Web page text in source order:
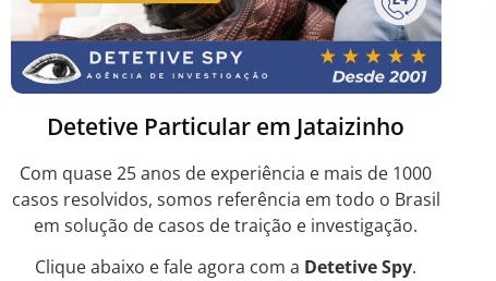
Detetive Particular em Jataizinho
Com quase 25 anos de experiência e mais de 1000
casos resolvidos, somos referência em todo o Brasil
em solução de casos de traição e investigação.
Clique abaixo e fale agora com a Detetive Spy.